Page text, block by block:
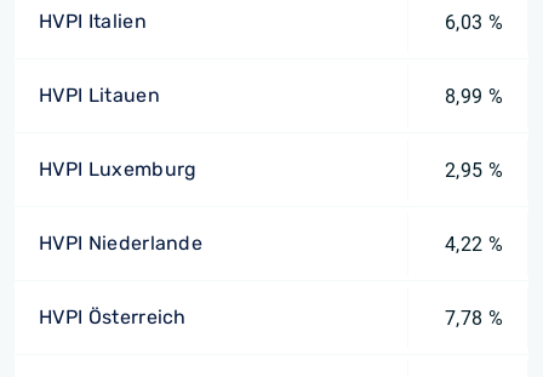
HVPI Italien 6,03 %
HVPI Litauen 8,99 %
HVPI Luxemburg 2,95 %
HVPI Niederlande 4,22 %
HVPI Österreich 7,78 %